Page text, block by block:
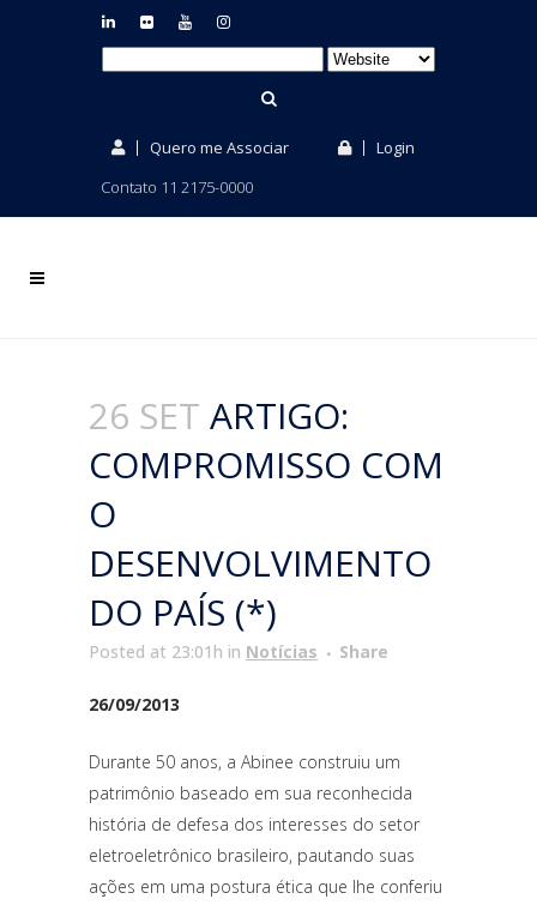
Quero me Associar
Login
Contato 11 2175-0000
26 SET ARTIGO:
COMPROMISSO COM
O
DESENVOLVIMENTO
DO PAÍS (*)
Posted at 23:01h in Notícias Share
26/09/2013
Durante 50 anos, a Abinee construiu um
patrimônio baseado em sua reconhecida
história de defesa dos interesses do setor
eletroeletrônico brasileiro, pautando suas
ações em uma postura ética que lhe conferiu